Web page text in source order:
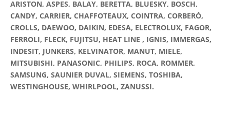
ARISTON, ASPES, BALAY, BERETTA, BLUESKY, BOSCH,
CANDY, CARRIER, CHAFFOTEAUX, COINTRA, CORBERÓ,
CROLLS, DAEWOO, DAIKIN, EDESA, ELECTROLUX, FAGOR,
FERROLI, FLECK, FUJITSU, HEAT LINE , IGNIS, IMMERGAS,
INDESIT, JUNKERS, KELVINATOR, MANUT, MIELE,
MITSUBISHI, PANASONIC, PHILIPS, ROCA, ROMMER,
SAMSUNG, SAUNIER DUVAL, SIEMENS, TOSHIBA,
WESTINGHOUSE, WHIRLPOOL, ZANUSSI.